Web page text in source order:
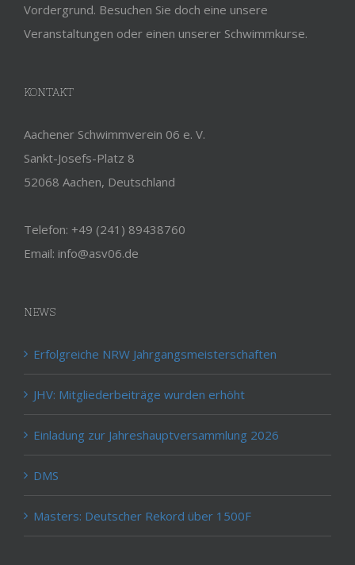
Vordergrund. Besuchen Sie doch eine unsere
Veranstaltungen oder einen unserer Schwimmkurse.
KONTAKT
Aachener Schwimmverein 06 e. V.
Sankt-Josefs-Platz 8
52068 Aachen, Deutschland
Telefon: +49 (241) 89438760
Email: info@asv06.de
NEWS
Erfolgreiche NRW Jahrgangsmeisterschaften
JHV: Mitgliederbeiträge wurden erhöht
Einladung zur Jahreshauptversammlung 2026
DMS
Masters: Deutscher Rekord über 1500F